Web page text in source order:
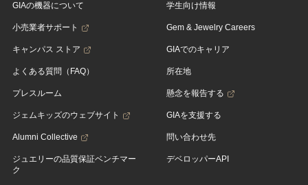
GIAの機器について
小売業者サポート
キャンパス ストア
よくある質問（FAQ）
プレスルーム
ジェムキッズのウェブサイト
Alumni Collective
ジュエリーの品質保証ベンチマー
ク
学生向け情報
Gem & Jewelry Careers
GIAでのキャリア
所在地
懸念を報告する
GIAを支援する
問い合わせ先
デベロッパーAPI